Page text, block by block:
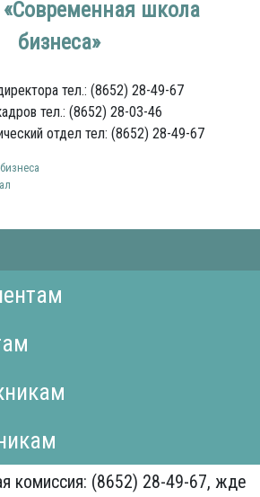
школа
бизнеса»
тел.: (8652) 28-49-67
тел.: (8652) 28-03-46
отдел тел: (8652) 28-49-67
комиссия: (8652) 28-49-67, ждем